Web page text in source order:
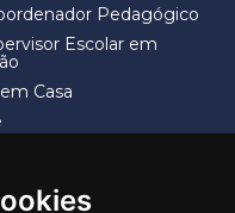
Pedagógico
Escolar em
Casa